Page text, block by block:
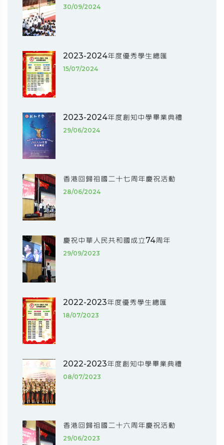
30/09/2024
2023-2024年度優秀學生總匯
15/07/2024
2023-2024年度創知中學畢業典禮
29/06/2024
香港回歸祖國二十七周年慶祝活動
28/06/2024
慶祝中華人民共和國成立74周年
29/09/2023
2022-2023年度優秀學生總匯
18/07/2023
2022-2023年度創知中學畢業典禮
08/07/2023
香港回歸祖國二十六周年慶祝活動
29/06/2023